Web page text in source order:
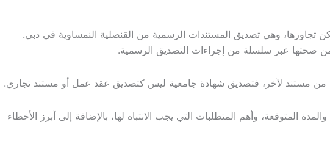
تجاوزها، وهي تصديق المستندات الرسمية من القنصلية النمساوية في دبي.
من صحتها عبر سلسلة من إجراءات التصديق الرسمية.
من مستند لآخر، فتصديق شهادة جامعية ليس كتصديق عقد عمل أو مستند تجاري.
وأهم المتطلبات التي يجب الانتباه لها، بالإضافة إلى أبرز الأخطاء